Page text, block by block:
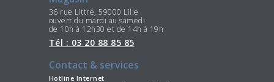
36 rue Littré, 59000 Lille
ouvert du mardi au samedi
de 10h à 12h30 et de 14h à 19h
Tél : 03 20 88 85 85
Contact & services
Hotline Internet